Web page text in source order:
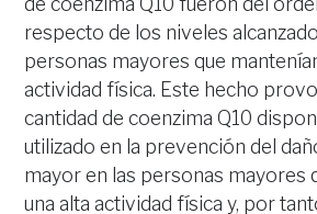
respecto de los niveles
personas mayores que
actividad física. Este hecho
cantidad de coenzima Q10
utilizado en la prevención del
mayor en las personas mayores
una alta actividad física y, por